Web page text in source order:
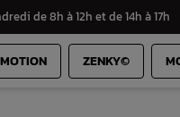
de 8h à 12h et de 14h à 17h
ZENKY©